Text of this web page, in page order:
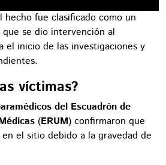
hecho fue clasificado como un
se dio intervención al
el inicio de las investigaciones y
víctimas?
del Escuadrón de
(ERUM) confirmaron que
el sitio debido a la gravedad de